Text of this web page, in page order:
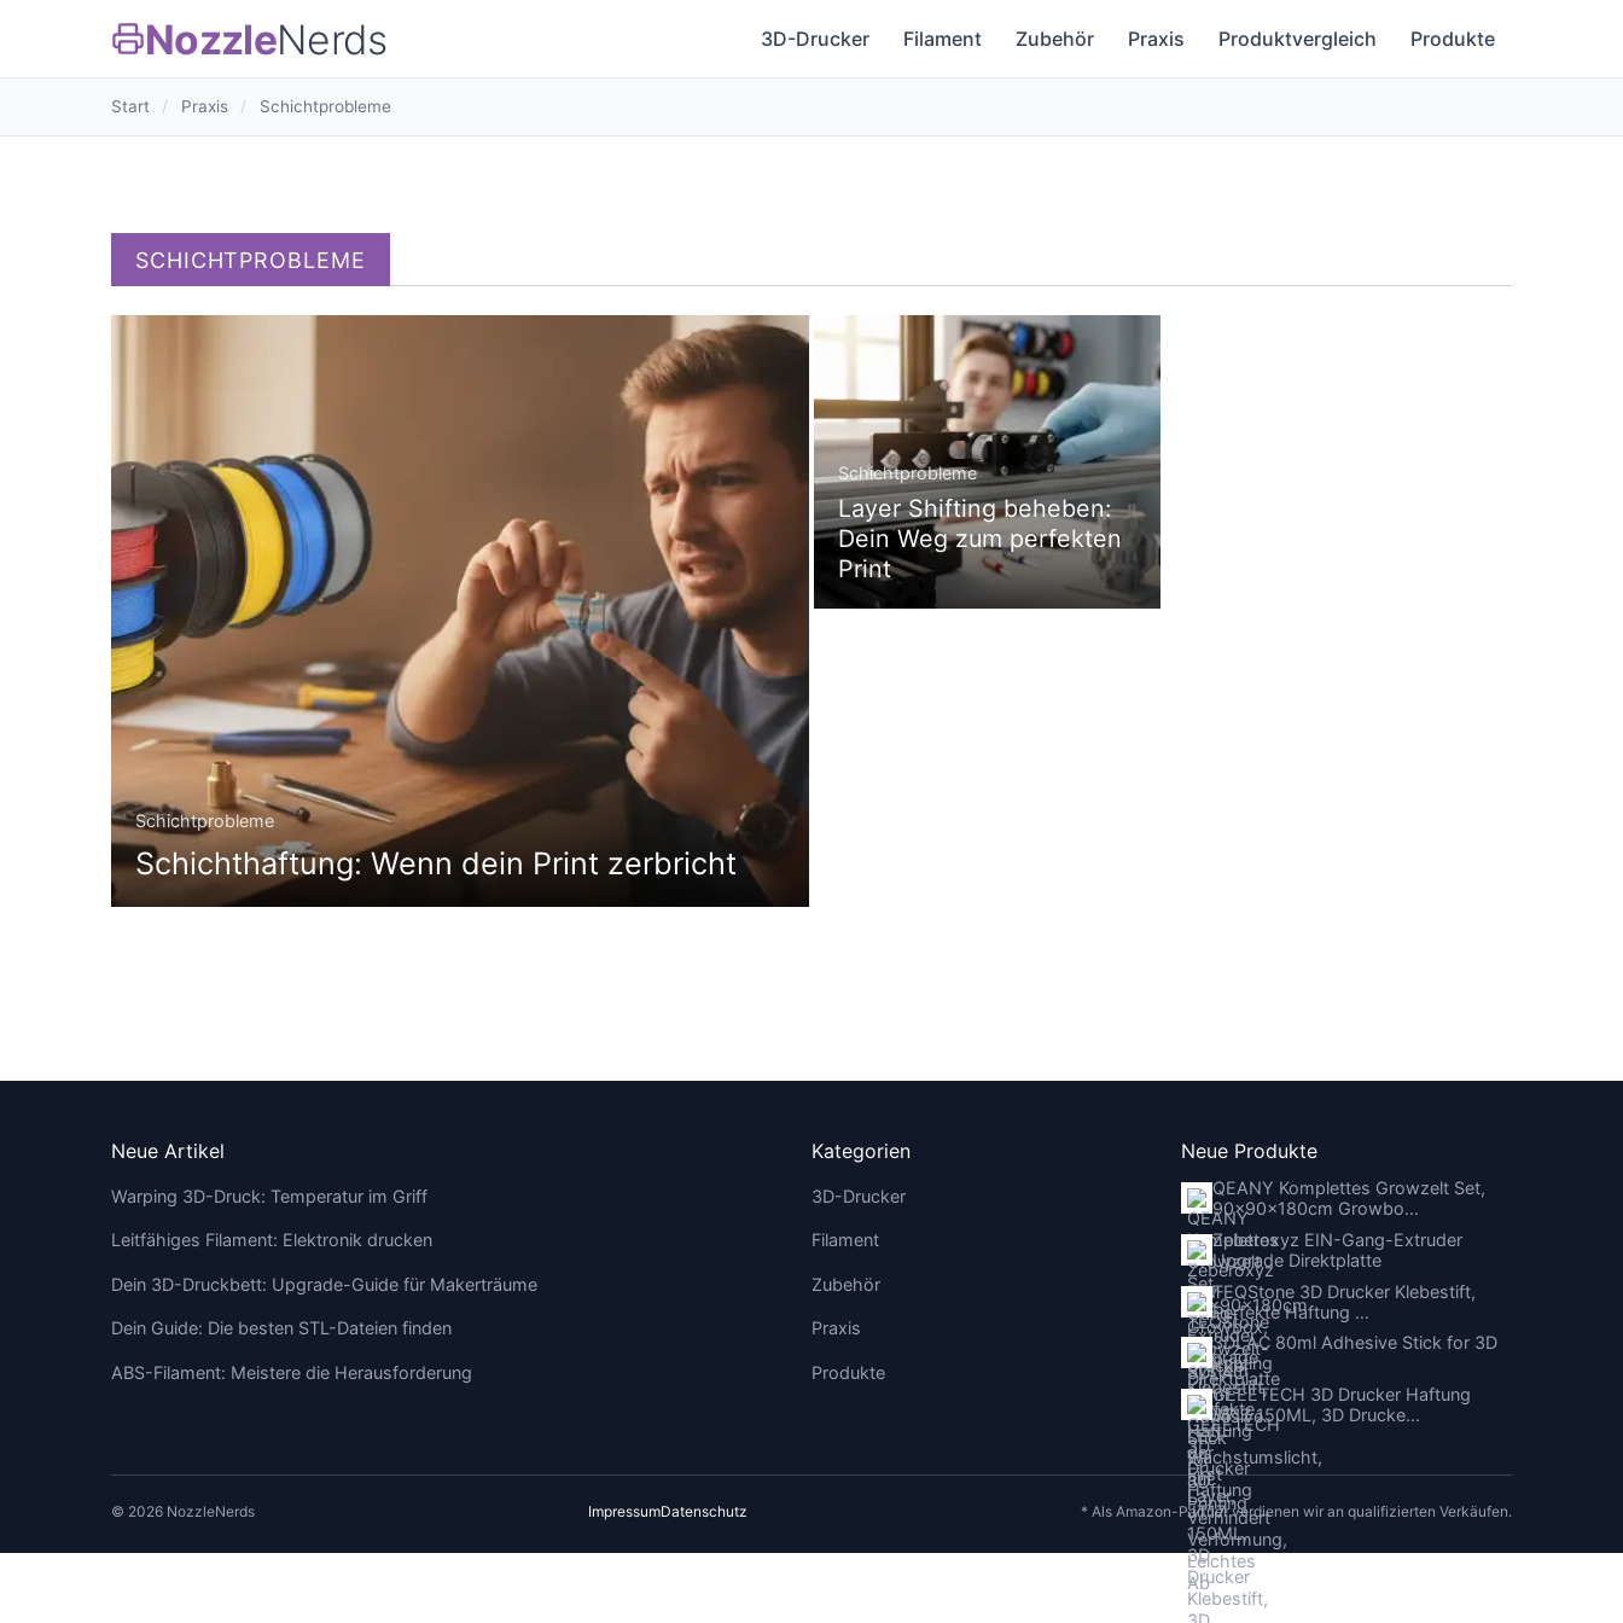
NozzleNerds 3D-Drucker Filament Zubehör Praxis Produktvergleich Produkte
Start / Praxis / Schichtprobleme
SCHICHTPROBLEME
Schichtprobleme
Schichthaftung: Wenn dein Print zerbricht
Schichtprobleme
Layer Shifting beheben:
Dein Weg zum perfekten
Print
Neue Artikel
Warping 3D-Druck: Temperatur im Griff
Leitfähiges Filament: Elektronik drucken
Dein 3D-Druckbett: Upgrade-Guide für Makerträume
Dein Guide: Die besten STL-Dateien finden
ABS-Filament: Meistere die Herausforderung
Kategorien
3D-Drucker
Filament
Zubehör
Praxis
Produkte
Neue Produkte
QEANY Komplettes Growzelt Set,
90x90x180cm Growbo…
Zeberoxyz EIN-Gang-Extruder
Upgrade Direktplatte
TEQStone 3D Drucker Klebestift,
Perfekte Haftung …
3DLAC 80ml Adhesive Stick for 3D
Printing
GEEETECH 3D Drucker Haftung
JT17 150ML, 3D Drucke…
© 2026 NozzleNerds ImpressumDatenschutz * Als Amazon-Partner verdienen wir an qualifizierten Verkäufen.